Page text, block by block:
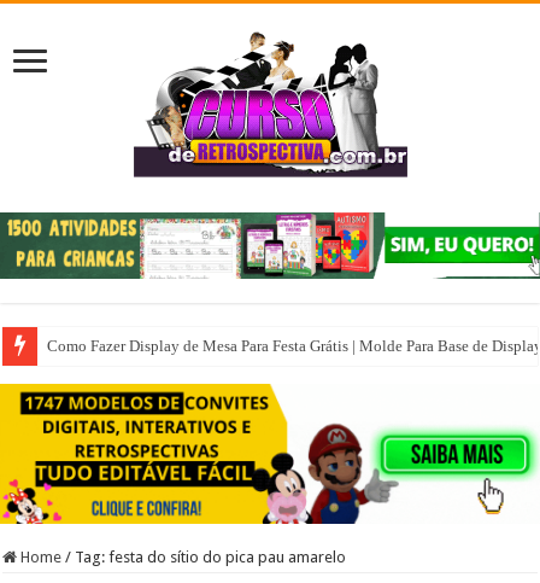
Como Fazer Display de Mesa Para Festa Grátis | Molde Para Base de
Home / Tag:festa do sítio do pica pau amarelo